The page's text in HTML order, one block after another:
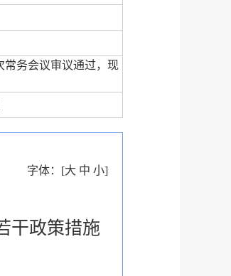
常务会议审议通过，现
字体： [大 中 小]
干政策措施